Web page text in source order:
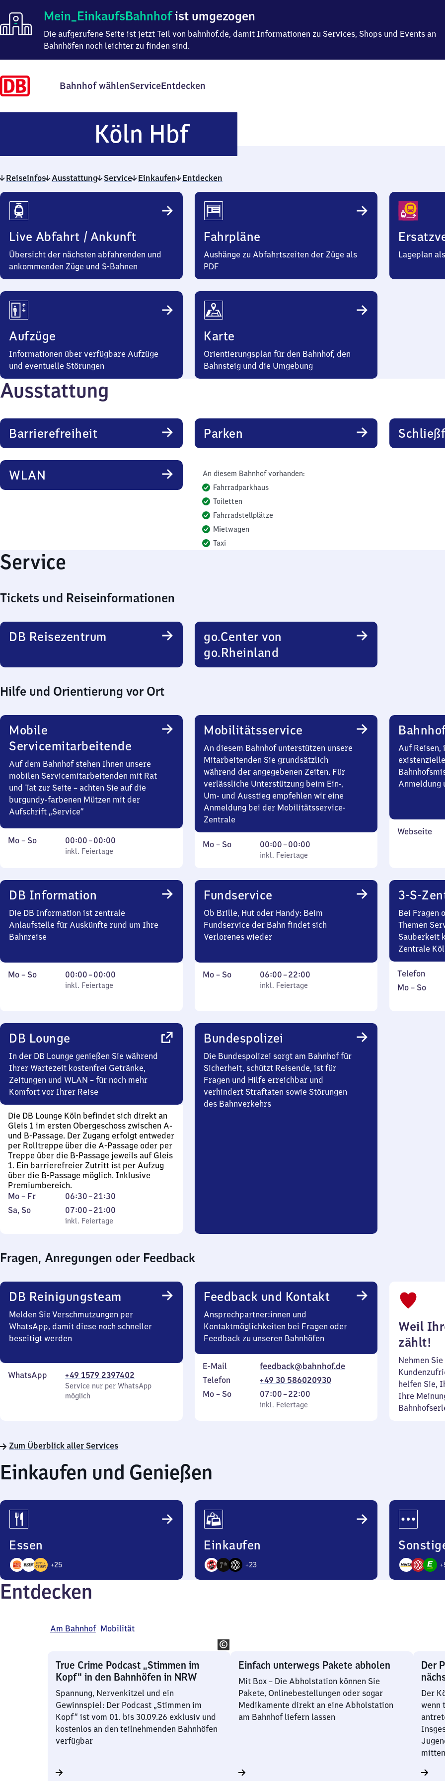
Mein
Einkaufsbahnhof
ist
umgezogen
Mein_EinkaufsBahnhofist umgezogen
Die aufgerufene Seite ist jetzt Teil von bahnhof.de, damit Informationen zu Services, Shops und Events an
Bahnhöfen noch leichter zu finden sind.
Bahnhof wählenServiceEntdecken
Köln HbfKöln
Hauptbahnhof
Reiseinfos Ausstattung Service Einkaufen Entdecken
Reiseinfos
Live Abfahrt / Ankunft
Übersicht der nächsten abfahrenden und
ankommenden Züge und S-Bahnen
Fahrpläne
Aushänge zu Abfahrtszeiten der Züge als
PDF
Lageplan
Aufzüge
Informationen über verfügbare Aufzüge
und eventuelle Störungen
Karte
Orientierungsplan für den Bahnhof, den
Bahnsteig und die Umgebung
Ausstattung
Barrierefreiheit Parken
WLAN
An diesem Bahnhof vorhanden:
Fahrradparkhaus
Toiletten
Fahrradstellplätze
Mietwagen
Taxi
Service
Tickets und Reiseinformationen
DB Reisezentrum
go.Center von
go.Rheinland
Hilfe und Orientierung vor Ort
Mobile
Servicemitarbeitende
Auf dem Bahnhof stehen Ihnen unsere
mobilen Servicemitarbeitenden mit Rat
und Tat zur Seite – achten Sie auf die
burgundy-farbenen Mützen mit der
Aufschrift „Service“
Montag
Mo – So,
inkl. Feiertage
00:00–00:00
Von
0
Uhr
inkl. Feiertage
Mobilitätsservice
An diesem Bahnhof unterstützen unsere
Mitarbeitenden Sie grundsätzlich
während der angegebenen Zeiten. Für
verlässliche Unterstützung beim Ein-,
Um- und Ausstieg empfehlen wir eine
Anmeldung bei der Mobilitätsservice-
Zentrale
Montag
Mo – So,
inkl. Feiertage
00:00–00:00
Von
0
bis
0
inkl. Feiertage
Auf Reisen,
Anmeldung
Webseite
DB Information
Die DB Information ist zentrale
Anlaufstelle für Auskünfte rund um Ihre
Bahnreise
Montag
Mo – So,
inkl. Feiertage
00:00–00:00
Von
0
0
Uhr
inkl. Feiertage
Fundservice
Ob Brille, Hut oder Handy: Beim
Fundservice der Bahn findet sich
Verlorenes wieder
Montag
Mo – So,
inkl. Feiertage
06:00–22:00
Von
6
22
Uhr
inkl. Feiertage
3-S-
Bei Fragen
Themen
Sauberkeit
Zentrale
Telefon
Montag
Mo – So,
DB Lounge
In der DB Lounge genießen Sie während
Ihrer Wartezeit kostenfrei Getränke,
Zeitungen und WLAN – für noch mehr
Komfort vor Ihrer Reise
Die DB Lounge Köln befindet sich direkt an
Gleis 1 im ersten Obergeschoss zwischen A-
und B-Passage. Der Zugang erfolgt entweder
per Rolltreppe über die A-Passage oder per
Treppe über die B-Passage jeweils auf Gleis
1. Ein barrierefreier Zutritt ist per Aufzug
über die B-Passage möglich. Inklusive
Premiumbereich.
Montag
bis
Mo – Fr 06:30–21:30
Von
6
Uhr
21
Uhr
30
Samstag
Sa, So,
inkl. Feiertage
07:00–21:00
Von
7
21
inkl. Feiertage
Bundespolizei
Die Bundespolizei sorgt am Bahnhof für
Sicherheit, schützt Reisende, ist für
Fragen und Hilfe erreichbar und
verhindert Straftaten sowie Störungen
des Bahnverkehrs
Fragen, Anregungen oder Feedback
DB Reinigungsteam
Melden Sie Verschmutzungen per
WhatsApp, damit diese noch schneller
beseitigt werden
WhatsApp +49 1579 2397402
Service nur per WhatsApp
möglich
Feedback und Kontakt
Ansprechpartner:innen und
Kontaktmöglichkeiten bei Fragen oder
Feedback zu unseren Bahnhöfen
E-Mail
feedback@bahnhof.de
Telefon
+49 30 586020930
Montag
Mo – So,
inkl. Feiertage
07:00–22:00
Von
7
inkl. Feiertage
Weil
zählt!
Nehmen
helfen Sie,
Ihre
Zum Überblick aller Services
Einkaufen und Genießen
Essen
+25
28
Angebote
Einkaufen
+23
26
+
8
Entdecken
Am Bahnhof Mobilität
True Crime Podcast „Stimmen im
Kopf“ in den Bahnhöfen in NRW
Spannung, Nervenkitzel und ein
Gewinnspiel: Der Podcast „Stimmen im
Kopf“ ist vom 01. bis 30.09.26 exklusiv und
kostenlos an den teilnehmenden Bahnhöfen
verfügbar
Einfach unterwegs Pakete abholen
Mit Box – Die Abholstation können Sie
Pakete, Onlinebestellungen oder sogar
Medikamente direkt an eine Abholstation
am Bahnhof liefern lassen
Der
Der
wenn